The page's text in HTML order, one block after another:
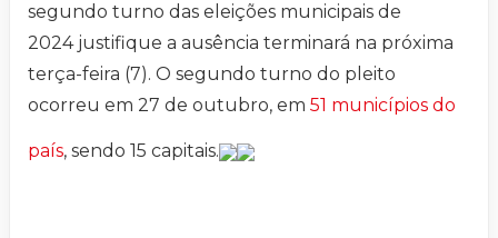
segundo turno das eleições municipais de
2024 justifique a ausência terminará na próxima
terça-feira (7). O segundo turno do pleito
ocorreu em 27 de outubro, em 51 municípios do
país, sendo 15 capitais.